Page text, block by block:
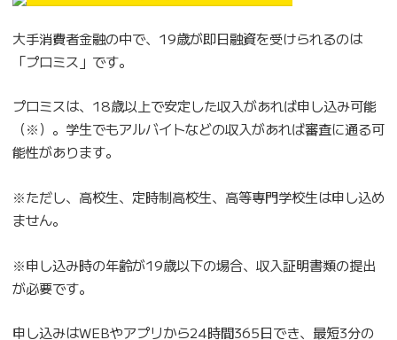
大手消費者金融の中で、19歳が即日融資を受けられるのは
「プロミス」です。
プロミスは、18歳以上で安定した収入があれば申し込み可能
（※）。学生でもアルバイトなどの収入があれば審査に通る可
能性があります。
※ただし、高校生、定時制高校生、高等専門学校生は申し込め
ません。
※申し込み時の年齢が19歳以下の場合、収入証明書類の提出
が必要です。
申し込みはWEBやアプリから24時間365日でき、最短3分の